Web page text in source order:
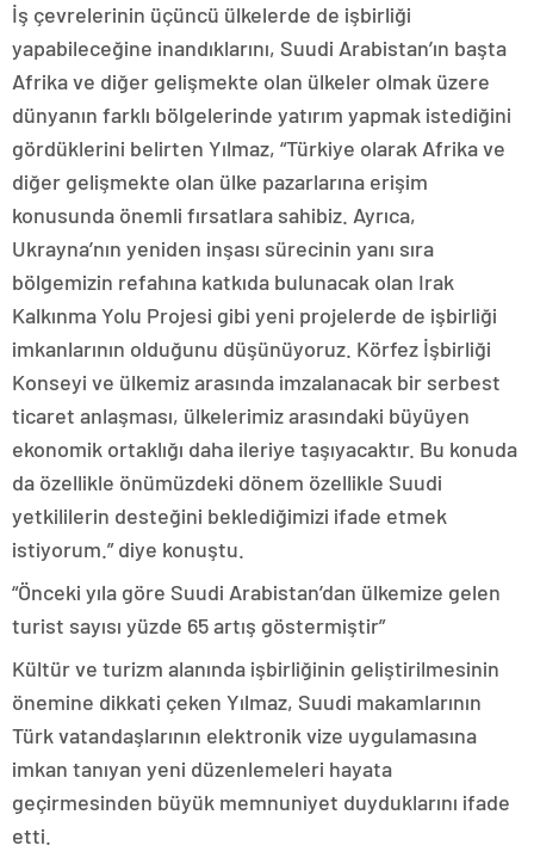
İş çevrelerinin üçüncü ülkelerde de işbirliği
yapabileceğine inandıklarını, Suudi Arabistan’ın başta
Afrika ve diğer gelişmekte olan ülkeler olmak üzere
dünyanın farklı bölgelerinde yatırım yapmak istediğini
gördüklerini belirten Yılmaz, “Türkiye olarak Afrika ve
diğer gelişmekte olan ülke pazarlarına erişim
konusunda önemli fırsatlara sahibiz. Ayrıca,
Ukrayna’nın yeniden inşası sürecinin yanı sıra
bölgemizin refahına katkıda bulunacak olan Irak
Kalkınma Yolu Projesi gibi yeni projelerde de işbirliği
imkanlarının olduğunu düşünüyoruz. Körfez İşbirliği
Konseyi ve ülkemiz arasında imzalanacak bir serbest
ticaret anlaşması, ülkelerimiz arasındaki büyüyen
ekonomik ortaklığı daha ileriye taşıyacaktır. Bu konuda
da özellikle önümüzdeki dönem özellikle Suudi
yetkililerin desteğini beklediğimizi ifade etmek
istiyorum.” diye konuştu.
“Önceki yıla göre Suudi Arabistan’dan ülkemize gelen
turist sayısı yüzde 65 artış göstermiştir”
Kültür ve turizm alanında işbirliğinin geliştirilmesinin
önemine dikkati çeken Yılmaz, Suudi makamlarının
Türk vatandaşlarının elektronik vize uygulamasına
imkan tanıyan yeni düzenlemeleri hayata
geçirmesinden büyük memnuniyet duyduklarını ifade
etti.